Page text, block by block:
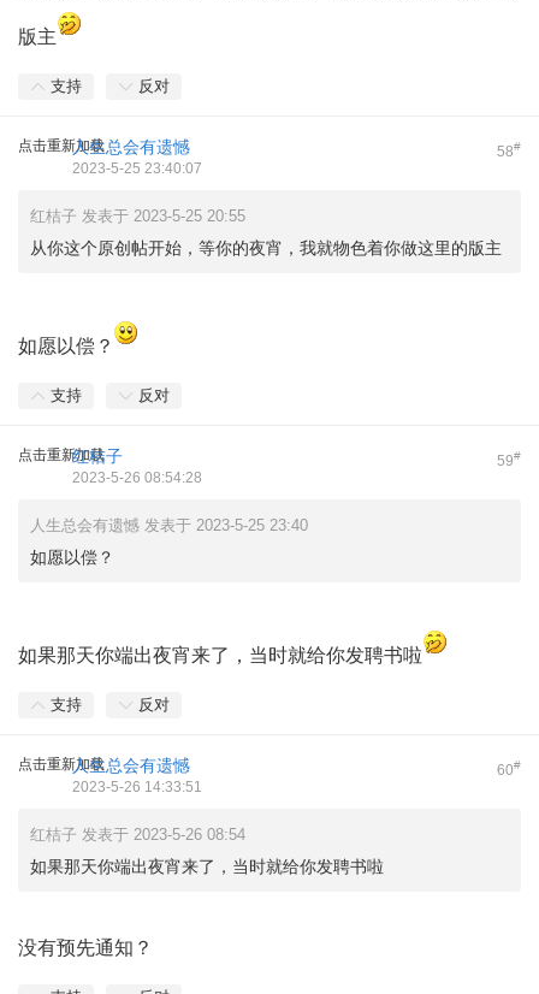
版主
支持 反对
点击重新加载 58#
人生总会有遗憾
2023-5-25 23:40:07
红桔子 发表于 2023-5-25 20:55
从你这个原创帖开始，等你的夜宵，我就物色着你做这里的版主
如愿以偿？
支持 反对
点击重新加载 59#
红桔子
2023-5-26 08:54:28
人生总会有遗憾 发表于 2023-5-25 23:40
如愿以偿？
如果那天你端出夜宵来了，当时就给你发聘书啦
支持 反对
点击重新加载 60#
人生总会有遗憾
2023-5-26 14:33:51
红桔子 发表于 2023-5-26 08:54
如果那天你端出夜宵来了，当时就给你发聘书啦
没有预先通知？